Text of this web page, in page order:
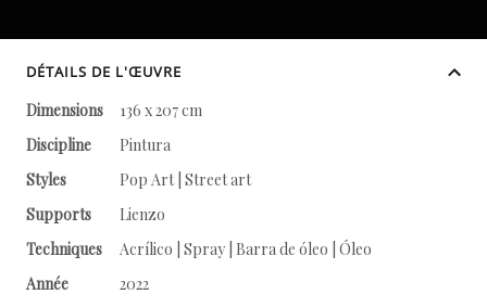
DÉTAILS DE L'ŒUVRE
Dimensions
136 x 207 cm
Discipline
Pintura
Styles
Pop Art | Street art
Supports
Lienzo
Techniques
Acrílico | Spray | Barra de óleo | Óleo
Année
2022